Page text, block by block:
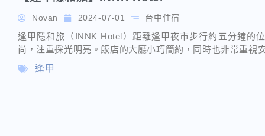
Novan 2024-07-01 台中住宿
逢甲隱和旅（INNK Hotel）距離逢甲夜市步行約五分鐘的
尚，注重採光明亮。飯店的大廳小巧簡約，同時也非常重視
逢甲